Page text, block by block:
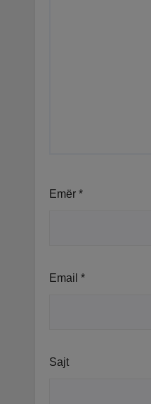
Emër *
Email *
Sajt